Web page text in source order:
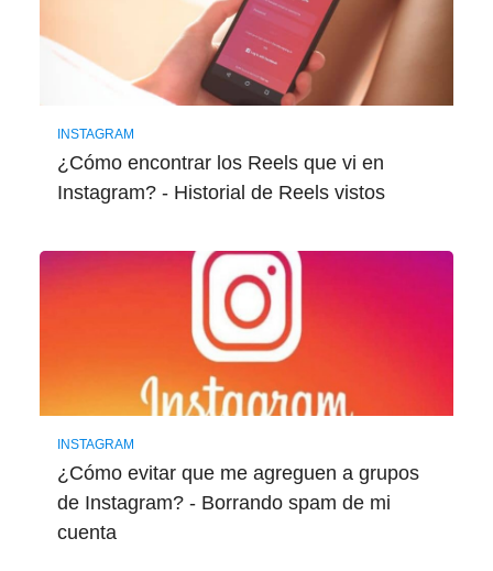
INSTAGRAM
¿Cómo encontrar los Reels que vi en
Instagram? - Historial de Reels vistos
INSTAGRAM
¿Cómo evitar que me agreguen a grupos
de Instagram? - Borrando spam de mi
cuenta